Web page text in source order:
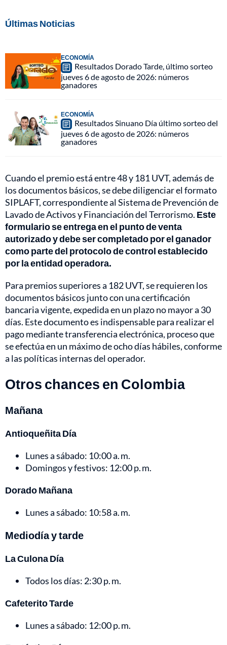
Últimas Noticias
ECONOMÍA
Resultados Dorado Tarde, último sorteo
jueves 6 de agosto de 2026: números
ganadores
ECONOMÍA
Resultados Sinuano Día último sorteo del
jueves 6 de agosto de 2026: números
ganadores
Cuando el premio está entre 48 y 181 UVT, además de
los documentos básicos, se debe diligenciar el formato
SIPLAFT, correspondiente al Sistema de Prevención de
Lavado de Activos y Financiación del Terrorismo. Este
formulario se entrega en el punto de venta
autorizado y debe ser completado por el ganador
como parte del protocolo de control establecido
por la entidad operadora.
Para premios superiores a 182 UVT, se requieren los
documentos básicos junto con una certificación
bancaria vigente, expedida en un plazo no mayor a 30
días. Este documento es indispensable para realizar el
pago mediante transferencia electrónica, proceso que
se efectúa en un máximo de ocho días hábiles, conforme
a las políticas internas del operador.
Otros chances en Colombia
Mañana
Antioqueñita Día
Lunes a sábado: 10:00 a. m.
Domingos y festivos: 12:00 p. m.
Dorado Mañana
Lunes a sábado: 10:58 a. m.
Mediodía y tarde
La Culona Día
Todos los días: 2:30 p. m.
Cafeterito Tarde
Lunes a sábado: 12:00 p. m.